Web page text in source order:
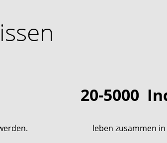
20-5000
leben zusammen